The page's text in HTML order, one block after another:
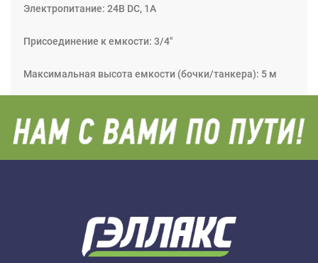
Электропитание: 24В DC, 1А
Присоединение к емкости: 3/4"
Максимальная высота емкости (бочки/танкера): 5 м